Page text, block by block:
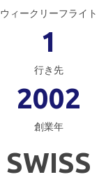
ウィークリーフライト
1
行き先
2002
創業年
SWISS